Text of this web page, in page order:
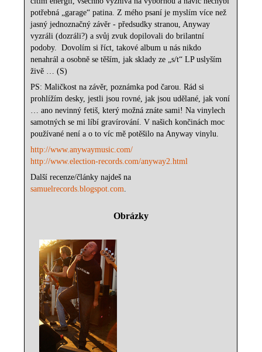
potřebná „garage“ patina. Z mého psaní je myslím více než
jasný jednoznačný závěr - předsudky stranou, Anyway
vyzráli (dozráli?) a svůj zvuk dopilovali do brilantní
podoby. Dovolím si říct, takové album u nás nikdo
nenahrál a osobně se těším, jak sklady ze „s/t“ LP uslyším
živě … (S)
PS: Maličkost na závěr, poznámka pod čarou. Rád si
prohlížím desky, jestli jsou rovné, jak jsou udělané, jak voní
… ano nevinný fetiš, který možná znáte sami! Na vinylech
samotných se mi líbí gravírování. V našich končinách moc
používané není a o to víc mě potěšilo na Anyway vinylu.
http://www.anywaymusic.com/
http://www.election-records.com/anyway2.html
Další recenze/články najdeš na
samuelrecords.blogspot.com.
Obrázky